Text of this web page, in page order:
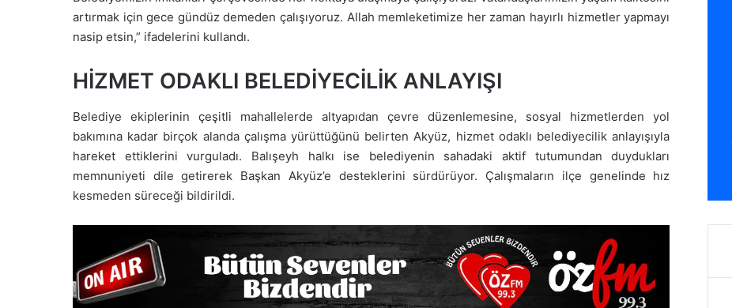
artırmak için gece gündüz demeden çalışıyoruz. Allah memleketimize her zaman hayırlı hizmetler yapmayı
nasip etsin,” ifadelerini kullandı.
HİZMET ODAKLI BELEDİYECİLİK ANLAYIŞI
Belediye ekiplerinin çeşitli mahallelerde altyapıdan çevre düzenlemesine, sosyal hizmetlerden yol
bakımına kadar birçok alanda çalışma yürüttüğünü belirten Akyüz, hizmet odaklı belediyecilik anlayışıyla
hareket ettiklerini vurguladı. Balışeyh halkı ise belediyenin sahadaki aktif tutumundan duydukları
memnuniyeti dile getirerek Başkan Akyüz’e desteklerini sürdürüyor. Çalışmaların ilçe genelinde hız
kesmeden süreceği bildirildi.